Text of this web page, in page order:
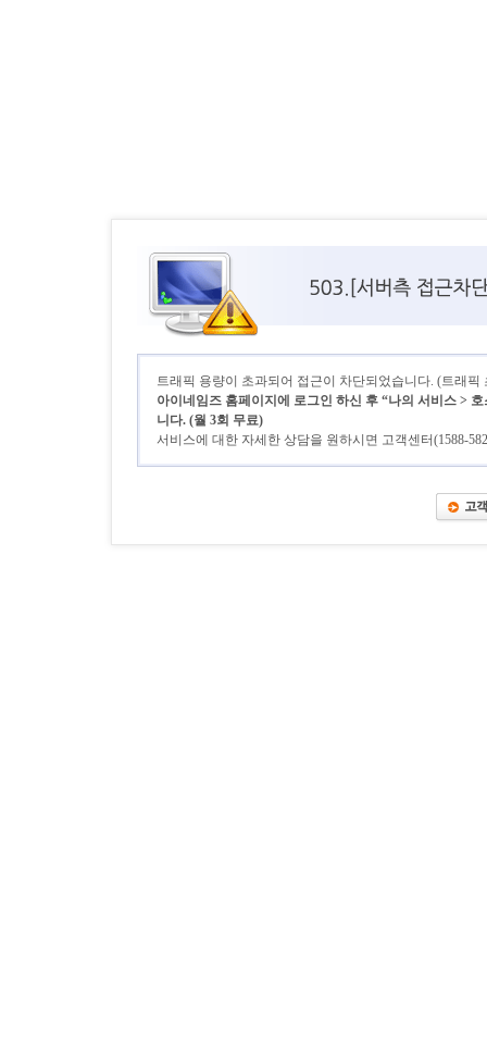
트래픽 용량이 초과되어 접근이 차단되었습니다. (트래픽
아이네임즈 홈페이지에 로그인 하신 후 “나의 서비스 >
니다. (월 3회 무료)
서비스에 대한 자세한 상담을 원하시면 고객센터(1588-